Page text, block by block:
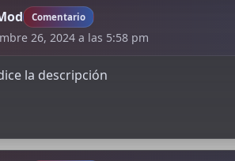
Comentario
26, 2024 a las 5:58 pm
la descripción